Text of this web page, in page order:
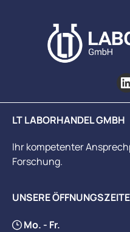
LT LABORHANDEL GMBH
Ihr kompetenter
Forschung.
UNSERE
Mo. - Fr.